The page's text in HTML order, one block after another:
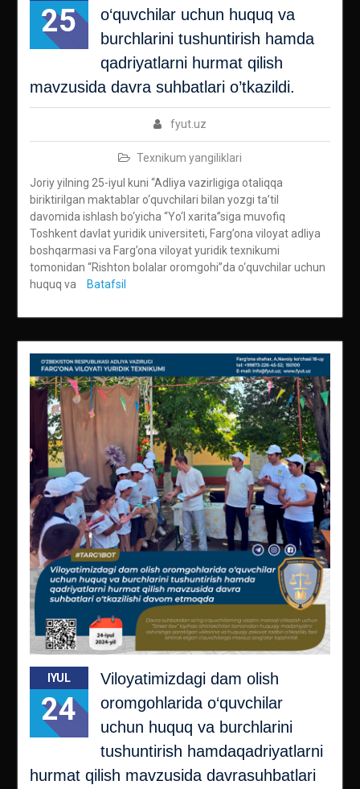
25
o‘quvchilаr uchun huquq vа
burchlаrini tushuntirish hamda
qаdriyatlаrni hurmаt qilish
mаvzusida davra suhbatlari o’tkazildi.
fyut.uz
Texnikum yangiliklari
Joriy yilning 25-iyul kuni “Adliya vazirligiga otaliqqa
biriktirilgan maktablar o‘quvchilari bilan yozgi ta’til
davomida ishlash bo‘yicha “Yo‘l xarita”siga muvofiq
Toshkent davlat yuridik universiteti, Farg’ona viloyat adliya
boshqarmasi va Farg’ona viloyat yuridik texnikumi
tomonidan “Rishton bolalar oromgohi”da o‘quvchilаr uchun
huquq vа
Batafsil
IYUL
24
Viloyatimizdagi dam olish
oromgohlarida o‘quvchilаr
uchun huquq vа burchlаrini
tushuntirish hamdaqаdriyatlаrni
hurmаt qilish mаvzusida davrasuhbatlari